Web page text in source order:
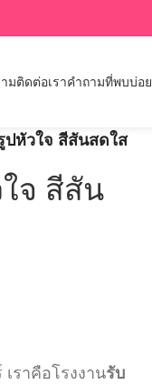
มติดต่อเราคำถามที่พบบ่อย
ปหัวใจ สีสันสดใส
จ สีสัน
เราคือโรงงานรับ